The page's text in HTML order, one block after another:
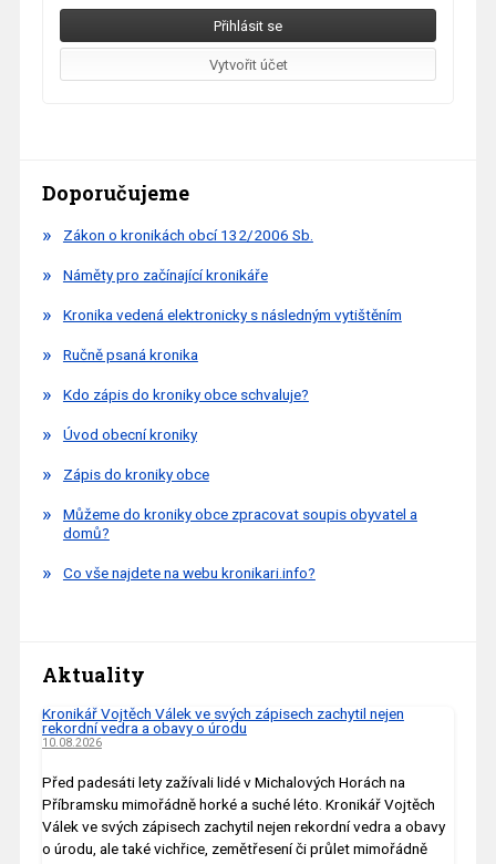
Doporučujeme
Zákon o kronikách obcí 132/2006 Sb.
Náměty pro začínající kronikáře
Kronika vedená elektronicky s následným vytištěním
Ručně psaná kronika
Kdo zápis do kroniky obce schvaluje?
Úvod obecní kroniky
Zápis do kroniky obce
Můžeme do kroniky obce zpracovat soupis obyvatel a
domů?
Co vše najdete na webu kronikari.info?
Aktuality
Kronikář Vojtěch Válek ve svých zápisech zachytil nejen
rekordní vedra a obavy o úrodu
10.08.2026
Před padesáti lety zažívali lidé v Michalových Horách na
Příbramsku mimořádně horké a suché léto. Kronikář Vojtěch
Válek ve svých zápisech zachytil nejen rekordní vedra a obavy
o úrodu, ale také vichřice, zemětřesení či průlet mimořádně